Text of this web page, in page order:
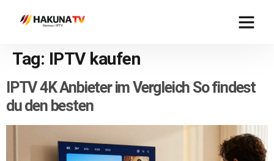
Tag: IPTV kaufen
IPTV 4K Anbieter im Vergleich So findest
du den besten